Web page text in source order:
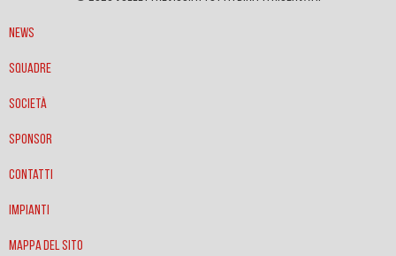
News
Squadre
Società
Sponsor
Contatti
Impianti
Mappa del sito